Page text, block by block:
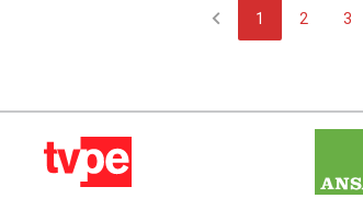
chevron_left 1 2 3